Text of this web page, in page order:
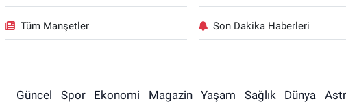
Tüm Manşetler Son Dakika Haberleri
Güncel Spor Ekonomi Magazin Yaşam Sağlık Dünya